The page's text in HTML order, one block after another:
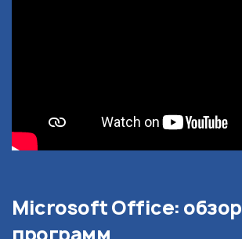
Microsoft Office: обзор